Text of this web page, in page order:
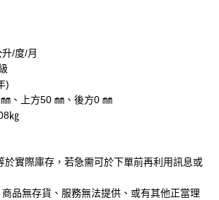
/度/月
)
、上方50 ㎜、後方0 ㎜
㎏
實際庫存，若急需可於下單前再利用訊息或
品無存貨、服務無法提供、或有其他正當理